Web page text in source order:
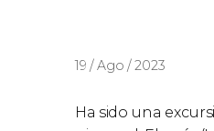
19 / Ago / 2023
Ha sido una